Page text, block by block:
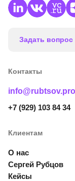
Задать вопрос
Контакты
info@rubtsov.pro
+7 (929) 103 84 34
Клиентам
О нас
Сергей Рубцов
Кейсы